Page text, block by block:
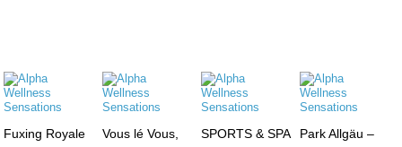
Fuxing Royale
Vous lé Vous,
SPORTS & SPA
Park Allgäu –